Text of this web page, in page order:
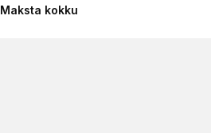
Maksta kokku